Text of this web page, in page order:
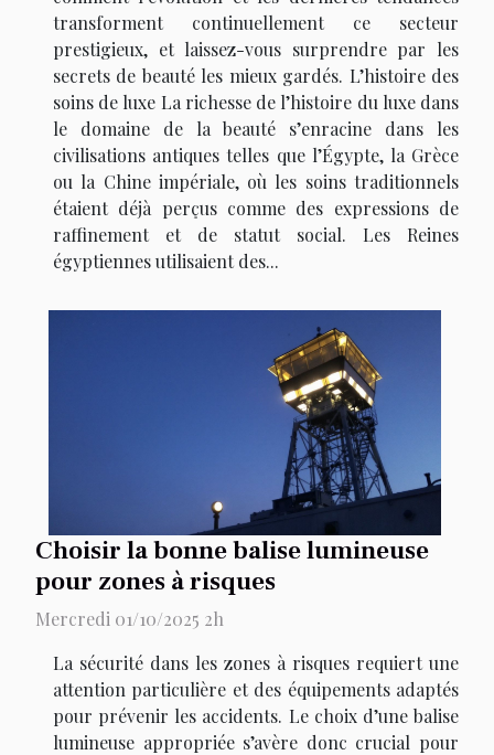
transforment continuellement ce secteur
prestigieux, et laissez-vous surprendre par les
secrets de beauté les mieux gardés. L’histoire des
soins de luxe La richesse de l’histoire du luxe dans
le domaine de la beauté s’enracine dans les
civilisations antiques telles que l’Égypte, la Grèce
ou la Chine impériale, où les soins traditionnels
étaient déjà perçus comme des expressions de
raffinement et de statut social. Les Reines
égyptiennes utilisaient des...
Choisir la bonne balise lumineuse
pour zones à risques
Mercredi 01/10/2025 2h
La sécurité dans les zones à risques requiert une
attention particulière et des équipements adaptés
pour prévenir les accidents. Le choix d’une balise
lumineuse appropriée s’avère donc crucial pour